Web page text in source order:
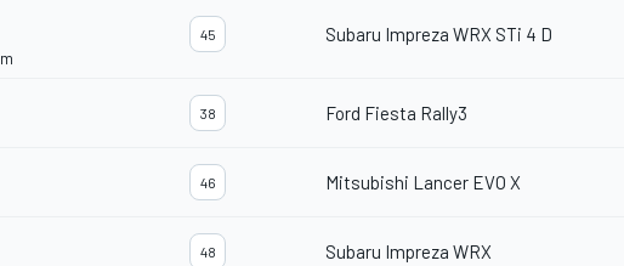
45 Subaru Impreza WRX STi 4 D
38 Ford Fiesta Rally3
46 Mitsubishi Lancer EVO X
48 Subaru Impreza WRX